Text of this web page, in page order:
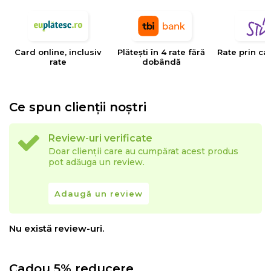
tesaturilor decorative, tapiteriilor si huselor pentru
mobilier. Creativitatea, designul, inovatia si calitatea
sunt valorile care determina stilul si traiectoria Eysa inca
Card online, inclusiv
rate
Plătești în 4 rate fără
dobândă
Rate prin
Ce spun clienții noștri
Review-uri verificate
Doar clienții care au cumpărat acest produs
pot adăuga un review.
Adaugă un review
Nu există review-uri.